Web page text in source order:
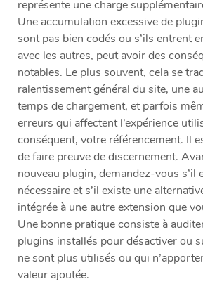
représente une charge
Une accumulation excessive de
sont pas bien codés ou s’ils entrent
avec les autres, peut avoir des
notables. Le plus souvent, cela se
ralentissement général du site, une
temps de chargement, et parfois
erreurs qui affectent l’expérience
conséquent, votre référencement. Il
de faire preuve de discernement.
nouveau plugin, demandez-vous s’il
nécessaire et s’il existe une
intégrée à une autre extension que
Une bonne pratique consiste à
plugins installés pour désactiver ou
ne sont plus utilisés ou qui
valeur ajoutée.